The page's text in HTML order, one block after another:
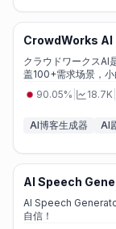
CrowdWorks AI
クラウドワークスAI
盖100+需求场景，小
90.05%
18.7K
AI博客生成器 AI
AI Speech
AI Speech
自信！